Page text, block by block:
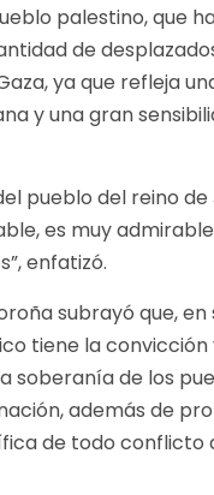
palestino, que
de
ya que refleja
y una gran
pueblo del reino
es muy
enfatizó.
subrayó que,
tiene la
soberanía de los
además de
de todo conflicto